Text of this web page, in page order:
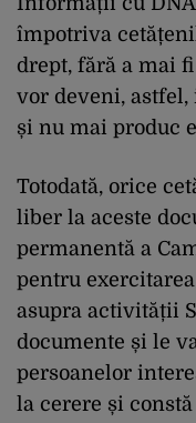
împotriva
drept, fără a mai
vor deveni,
și nu mai produc
Totodată, orice
liber la aceste
permanentă a
pentru
asupra activității
documente și le
persoanelor
la cerere și